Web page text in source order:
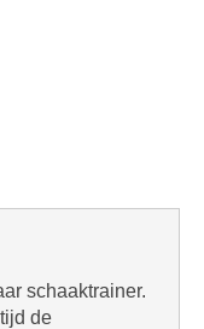
schaaktrainer.
de